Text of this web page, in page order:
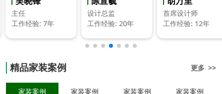
主任
工作经验: 7年
设计总监
工作经验: 20年
首席设计师
工作经验: 12年
精品家装案例 更多 >>
家装案例 家装案例 家装案例 家装案例